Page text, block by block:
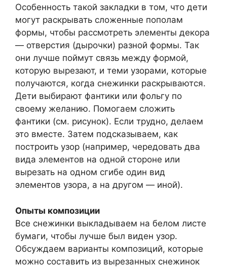
Особенность такой закладки в том, что дети
могут раскрывать сложенные пополам
формы, чтобы рассмотреть элементы декора
— отверстия (дырочки) разной формы. Так
они лучше поймут связь между формой,
которую вырезают, и теми узорами, которые
получаются, когда снежинки раскрываются.
Дети выбирают фантики или фольгу по
своему желанию. Помогаем сложить
фантики (см. рисунок). Если трудно, делаем
это вместе. Затем подсказываем, как
построить узор (например, чередовать два
вида элементов на одной стороне или
вырезать на одном сгибе один вид
элементов узора, а на другом — иной).
Опыты композиции
Все снежинки выкладываем на белом листе
бумаги, чтобы лучше был виден узор.
Обсуждаем варианты композиций, которые
можно составить из вырезанных снежинок